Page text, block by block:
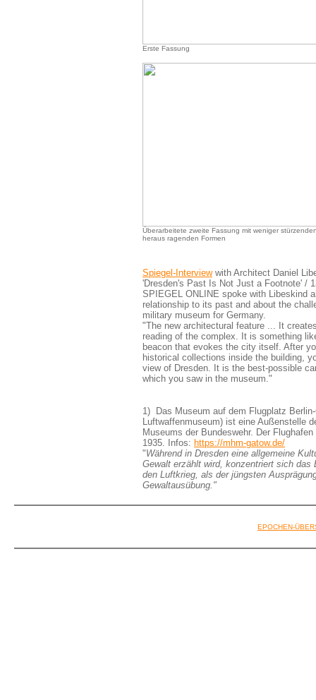
Erste Fassung
Überarbeitete zweite Fassung mit weniger
heraus ragenden Formen
Spiegel-Interviewwith Architect Daniel
'Dresden's Past Is Not Just a Footnote' /
SPIEGEL ONLINE spoke with Libeskind
relationship to its past and about the
military museum for Germany.
"The new architectural feature ... It
reading of the complex. It is something
beacon that evokes the city itself. After
historical collections inside the building,
view of Dresden. It is the best-possible
which you saw in the museum."
1) Das Museum auf dem Flugplatz
Luftwaffenmuseum) ist eine Außenstelle
Museums der Bundeswehr. Der
1935. Infos: https://mhm-gatow.de/
"Während in Dresden eine allgemeine
Gewalt erzählt wird, konzentriert sich das
den Luftkrieg, als der jüngsten
Gewaltausübung."
EPOCHEN-